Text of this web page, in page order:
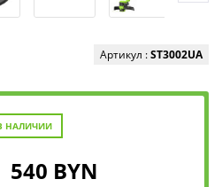
Артикул :ST3002UA
НАЛИЧИИ
540 BYN